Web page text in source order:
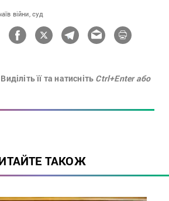
війни, суд
її та натисніть Ctrl+Enter або
ТАКОЖ